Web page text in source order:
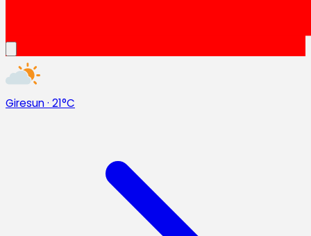
Giresun· 21°C